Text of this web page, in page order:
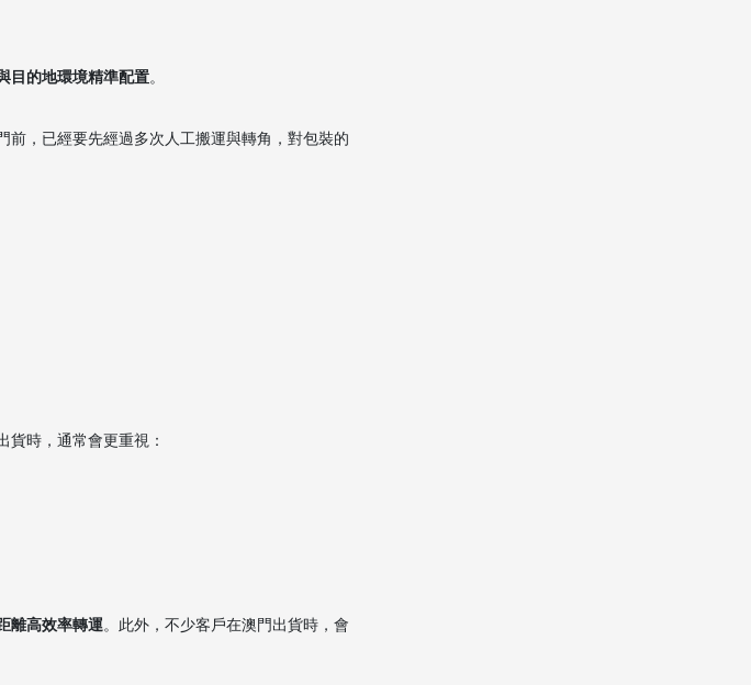
目的地環境精準配置。
，已經要先經過多次人工搬運與轉角，對包裝的
貨時，通常會更重視：
離高效率轉運。此外，不少客戶在澳門出貨時，會